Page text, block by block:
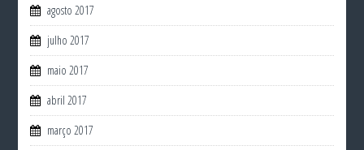
agosto 2017
julho 2017
maio 2017
abril 2017
março 2017